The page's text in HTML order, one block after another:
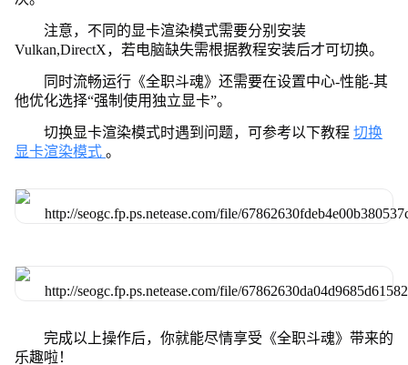
注意，不同的显卡渲染模式需要分别安装
Vulkan,DirectX，若电脑缺失需根据教程安装后才可切换。
同时流畅运行《全职斗魂》还需要在设置中心-性能-其
他优化选择“强制使用独立显卡”。
切换显卡渲染模式时遇到问题，可参考以下教程 切换
显卡渲染模式 。
完成以上操作后，你就能尽情享受《全职斗魂》带来的
乐趣啦！